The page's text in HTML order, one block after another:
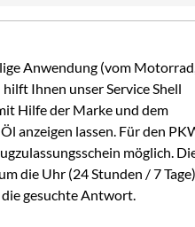
Anwendung (vom
Ihnen unser Service Shell
Hilfe der Marke und dem
anzeigen lassen. Für den
möglich.
die Uhr (24 Stunden / 7 Tage)
gesuchte Antwort.